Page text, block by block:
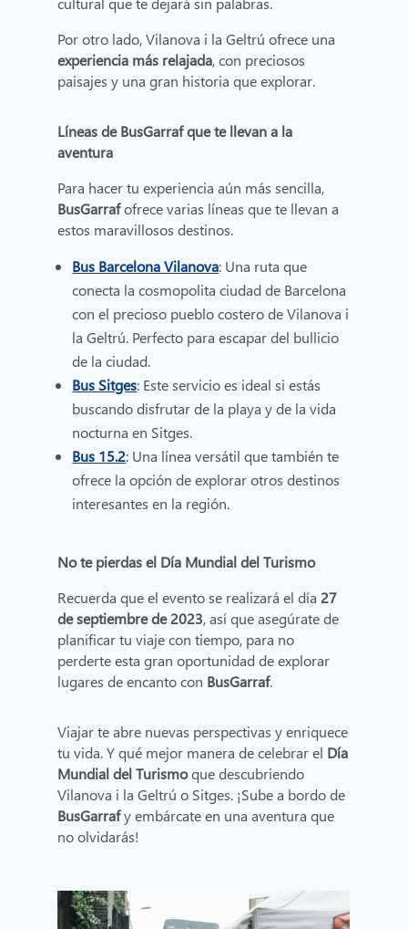
Por otro lado, Vilanova i la Geltrú ofrece una
experiencia más relajada, con preciosos
paisajes y una gran historia que explorar.
Líneas de BusGarraf que te llevan a la
aventura
Para hacer tu experiencia aún más sencilla,
BusGarrafofrece varias líneas que te llevan a
estos maravillosos destinos.
Bus Barcelona Vilanova: Una ruta que
conecta la cosmopolita ciudad de Barcelona
con el precioso pueblo costero de Vilanova i
la Geltrú. Perfecto para escapar del bullicio
de la ciudad.
Bus Sitges: Este servicio es ideal si estás
buscando disfrutar de la playa y de la vida
nocturna en Sitges.
Bus 15.2: Una línea versátil que también te
ofrece la opción de explorar otros destinos
interesantes en la región.
No te pierdas el Día Mundial del Turismo
Recuerda que el evento se realizará el día 27
de septiembre de 2023, así que asegúrate de
planificar tu viaje con tiempo, para no
perderte esta gran oportunidad de explorar
lugares de encanto con BusGarraf.
Viajar te abre nuevas perspectivas y enriquece
tu vida. Y qué mejor manera de celebrar el Día
Mundial del Turismoque descubriendo
Vilanova i la Geltrú o Sitges. ¡Sube a bordo de
BusGarrafy embárcate en una aventura que
no olvidarás!